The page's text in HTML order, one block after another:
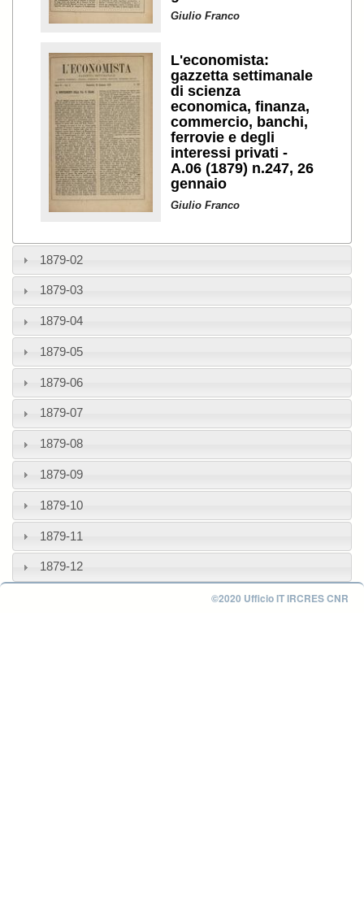
Giulio Franco
L'economista:
gazzetta settimanale
di scienza
economica, finanza,
commercio, banchi,
ferrovie e degli
interessi privati -
A.06 (1879) n.247, 26
gennaio
Giulio Franco
1879-02
1879-03
1879-04
1879-05
1879-06
1879-07
1879-08
1879-09
1879-10
1879-11
1879-12
©2020 Ufficio IT IRCRES CNR